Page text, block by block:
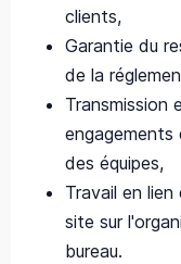
clients,
Garantie du
de la
Transmission
des équipes,
Travail en
site sur
bureau.